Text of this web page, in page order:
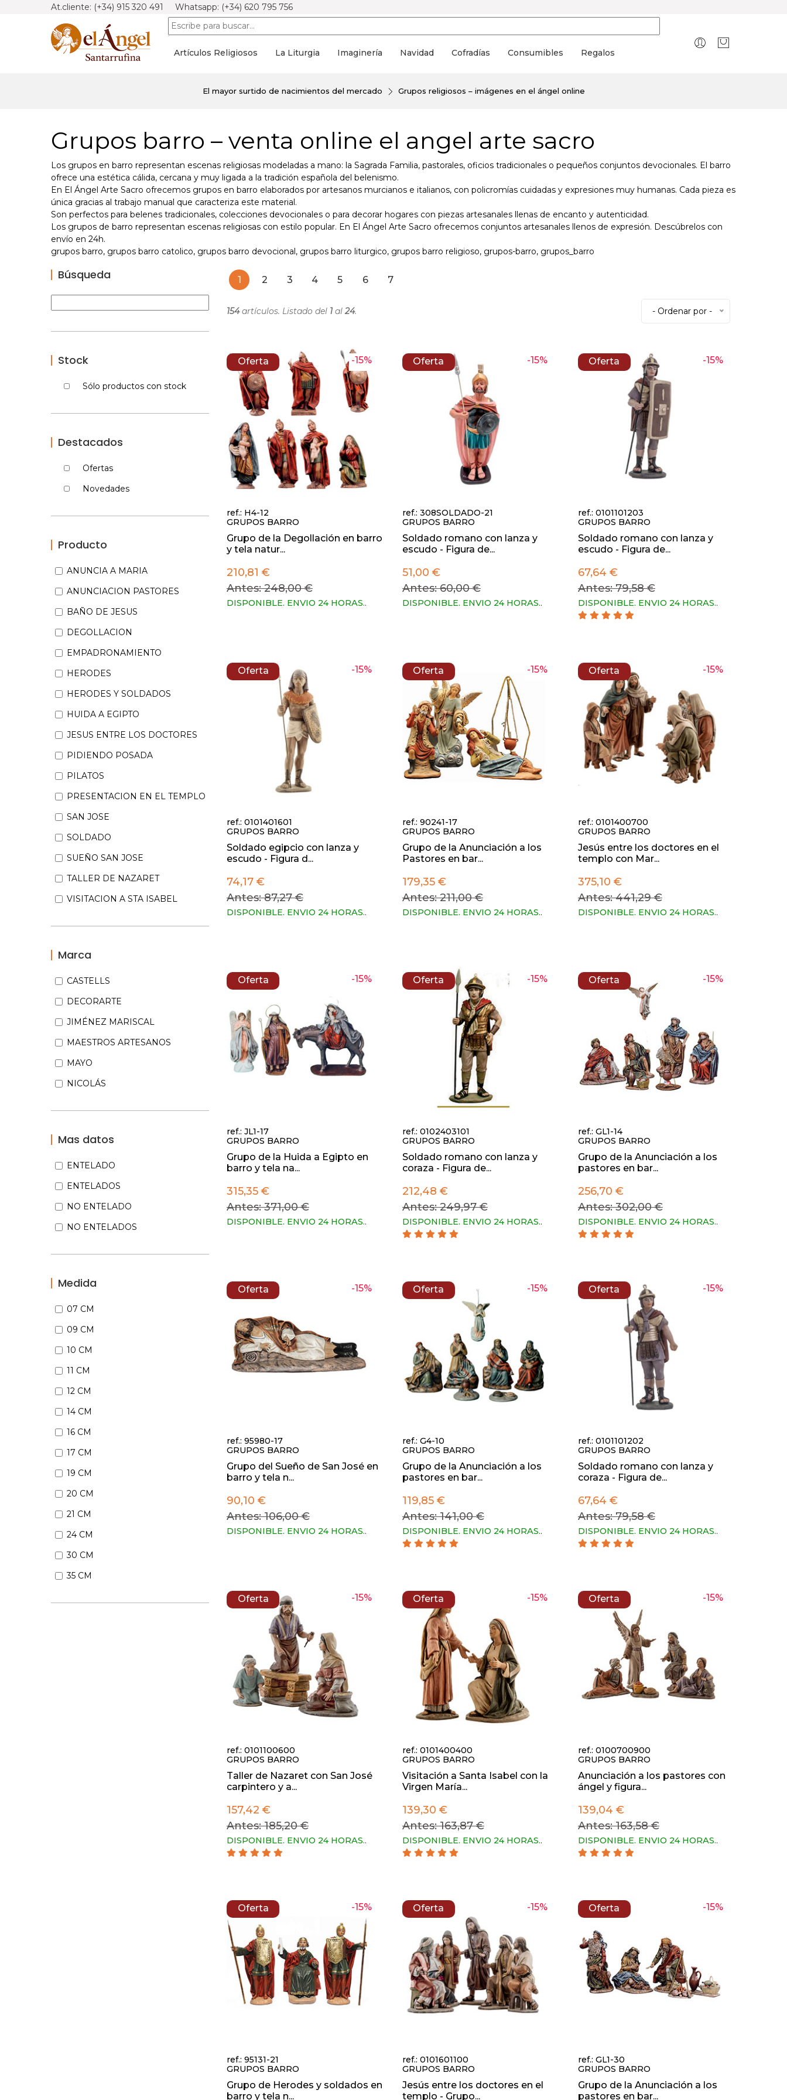
At.cliente: (+34) 915 320 491 Whatsapp: (+34) 620 795 756
Artículos Religiosos La Liturgia Imaginería Navidad Cofradías Consumibles Regalos
El mayor surtido de nacimientos del mercado Grupos religiosos – imágenes en el ángel online
Grupos barro – venta online el angel arte sacro
Los grupos en barro representan escenas religiosas modeladas a mano: la Sagrada Familia, pastorales, oficios tradicionales o pequeños conjuntos devocionales. El barro
ofrece una estética cálida, cercana y muy ligada a la tradición española del belenismo.
En El Ángel Arte Sacro ofrecemos grupos en barro elaborados por artesanos murcianos e italianos, con policromías cuidadas y expresiones muy humanas. Cada pieza es
única gracias al trabajo manual que caracteriza este material.
Son perfectos para belenes tradicionales, colecciones devocionales o para decorar hogares con piezas artesanales llenas de encanto y autenticidad.
Los grupos de barro representan escenas religiosas con estilo popular. En El Ángel Arte Sacro ofrecemos conjuntos artesanales llenos de expresión. Descúbrelos con
envío en 24h.
grupos barro, grupos barro catolico, grupos barro devocional, grupos barro liturgico, grupos barro religioso, grupos-barro, grupos_barro
Búsqueda
Stock
Sólo productos con stock
Destacados
Ofertas
Novedades
Producto
ANUNCIA A MARIA
ANUNCIACION PASTORES
BAÑO DE JESUS
DEGOLLACION
EMPADRONAMIENTO
HERODES
HERODES Y SOLDADOS
HUIDA A EGIPTO
JESUS ENTRE LOS DOCTORES
PIDIENDO POSADA
PILATOS
PRESENTACION EN EL TEMPLO
SAN JOSE
SOLDADO
SUEÑO SAN JOSE
TALLER DE NAZARET
VISITACION A STA ISABEL
Marca
CASTELLS
DECORARTE
JIMÉNEZ MARISCAL
MAESTROS ARTESANOS
MAYO
NICOLÁS
Mas datos
ENTELADO
ENTELADOS
NO ENTELADO
NO ENTELADOS
Medida
07 CM
09 CM
10 CM
11 CM
12 CM
14 CM
16 CM
17 CM
19 CM
20 CM
21 CM
24 CM
30 CM
35 CM
1 2 3 4 5 6 7
154artículos. Listado del 1 al 24. - Ordenar por -
-15%
Oferta
ref.: H4-12
GRUPOS BARRO
Grupo de la Degollación en barro
y tela natur...
210,81 €
Antes: 248,00 €
DISPONIBLE. ENVIO 24 HORAS..
-15%
Oferta
ref.: 308SOLDADO-21
GRUPOS BARRO
Soldado romano con lanza y
escudo - Figura de...
51,00 €
Antes: 60,00 €
DISPONIBLE. ENVIO 24 HORAS..
-15%
Oferta
ref.: 0101101203
GRUPOS BARRO
Soldado romano con lanza y
escudo - Figura de...
67,64 €
Antes: 79,58 €
DISPONIBLE. ENVIO 24 HORAS..
-15%
Oferta
ref.: 0101401601
GRUPOS BARRO
Soldado egipcio con lanza y
escudo - Figura d...
74,17 €
Antes: 87,27 €
DISPONIBLE. ENVIO 24 HORAS..
-15%
Oferta
ref.: 90241-17
GRUPOS BARRO
Grupo de la Anunciación a los
Pastores en bar...
179,35 €
Antes: 211,00 €
DISPONIBLE. ENVIO 24 HORAS..
-15%
Oferta
ref.: 0101400700
GRUPOS BARRO
Jesús entre los doctores en el
templo con Mar...
375,10 €
Antes: 441,29 €
DISPONIBLE. ENVIO 24 HORAS..
-15%
Oferta
ref.: JL1-17
GRUPOS BARRO
Grupo de la Huida a Egipto en
barro y tela na...
315,35 €
Antes: 371,00 €
DISPONIBLE. ENVIO 24 HORAS..
-15%
Oferta
ref.: 0102403101
GRUPOS BARRO
Soldado romano con lanza y
coraza - Figura de...
212,48 €
Antes: 249,97 €
DISPONIBLE. ENVIO 24 HORAS..
-15%
Oferta
ref.: GL1-14
GRUPOS BARRO
Grupo de la Anunciación a los
pastores en bar...
256,70 €
Antes: 302,00 €
DISPONIBLE. ENVIO 24 HORAS..
-15%
Oferta
ref.: 95980-17
GRUPOS BARRO
Grupo del Sueño de San José en
barro y tela n...
90,10 €
Antes: 106,00 €
DISPONIBLE. ENVIO 24 HORAS..
-15%
Oferta
ref.: G4-10
GRUPOS BARRO
Grupo de la Anunciación a los
pastores en bar...
119,85 €
Antes: 141,00 €
DISPONIBLE. ENVIO 24 HORAS..
-15%
Oferta
ref.: 0101101202
GRUPOS BARRO
Soldado romano con lanza y
coraza - Figura de...
67,64 €
Antes: 79,58 €
DISPONIBLE. ENVIO 24 HORAS..
-15%
Oferta
ref.: 0101100600
GRUPOS BARRO
Taller de Nazaret con San José
carpintero y a...
157,42 €
Antes: 185,20 €
DISPONIBLE. ENVIO 24 HORAS..
-15%
Oferta
ref.: 0101400400
GRUPOS BARRO
Visitación a Santa Isabel con la
Virgen María...
139,30 €
Antes: 163,87 €
DISPONIBLE. ENVIO 24 HORAS..
-15%
Oferta
ref.: 0100700900
GRUPOS BARRO
Anunciación a los pastores con
ángel y figura...
139,04 €
Antes: 163,58 €
DISPONIBLE. ENVIO 24 HORAS..
-15%
Oferta
ref.: 95131-21
GRUPOS BARRO
Grupo de Herodes y soldados en
barro y tela n...
-15%
Oferta
ref.: 0101601100
GRUPOS BARRO
Jesús entre los doctores en el
templo - Grupo...
-15%
Oferta
ref.: GL1-30
GRUPOS BARRO
Grupo de la Anunciación a los
pastores en bar...